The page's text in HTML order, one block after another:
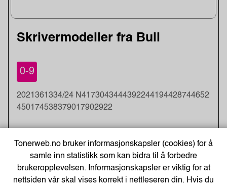
Skrivermodeller fra Bull
0-9
2021 361334/24 N4173043444392244194428744652
45017453837901 7902922
B
BRT 5000
Tonerweb.no bruker informasjonskapsler (cookies) for å
samle inn statistikk som kan bidra til å forbedre
brukeropplevelsen. Informasjonskapsler er viktig for at
nettsiden vår skal vises korrekt i nettleseren din. Hvis du